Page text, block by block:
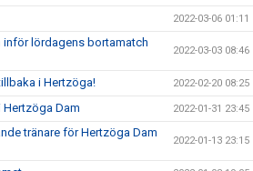
2022-03-06 01:11
inför lördagens bortamatch
2022-03-03 08:46
i Hertzöga! 2022-02-20 08:25
Hertzöga Dam 2022-01-31 23:45
tränare för Hertzöga Dam
2022-01-13 23:15